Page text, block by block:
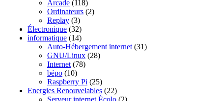
Arcade (118)
Ordinateurs (2)
Replay (3)
Électronique (32)
informatique (14)
Auto-Hébergement internet (31)
GNU/Linux (28)
Internet (78)
bépo (10)
Raspberry Pi (25)
Energies Renouvelables (22)
Serveur internet Écolo (2)